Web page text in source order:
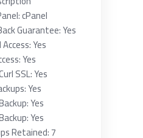
cPanel
Guarantee: Yes
Yes
Yes
SSL: Yes
Yes
Yes
Yes
Retained: 7